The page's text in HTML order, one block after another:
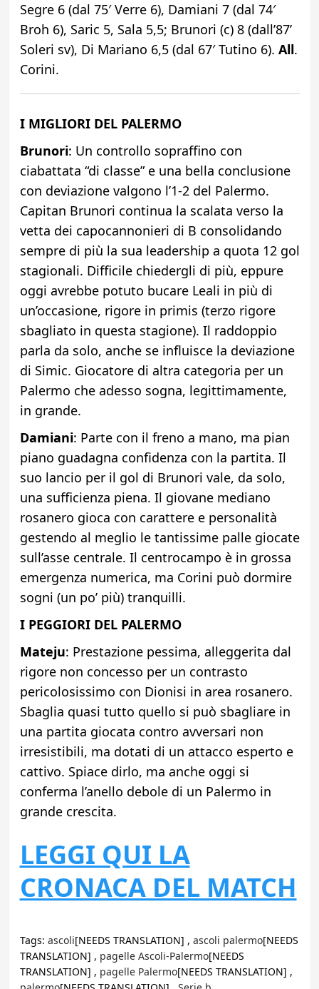
Segre 6 (dal 75′ Verre 6), Damiani 7 (dal 74′
Broh 6), Saric 5, Sala 5,5; Brunori (c) 8 (dall’87’
Soleri sv), Di Mariano 6,5 (dal 67′ Tutino 6). All.
Corini.
I MIGLIORI DEL PALERMO
Brunori: Un controllo sopraffino con
ciabattata “di classe” e una bella conclusione
con deviazione valgono l’1-2 del Palermo.
Capitan Brunori continua la scalata verso la
vetta dei capocannonieri di B consolidando
sempre di più la sua leadership a quota 12 gol
stagionali. Difficile chiedergli di più, eppure
oggi avrebbe potuto bucare Leali in più di
un’occasione, rigore in primis (terzo rigore
sbagliato in questa stagione). Il raddoppio
parla da solo, anche se influisce la deviazione
di Simic. Giocatore di altra categoria per un
Palermo che adesso sogna, legittimamente,
in grande.
Damiani: Parte con il freno a mano, ma pian
piano guadagna confidenza con la partita. Il
suo lancio per il gol di Brunori vale, da solo,
una sufficienza piena. Il giovane mediano
rosanero gioca con carattere e personalità
gestendo al meglio le tantissime palle giocate
sull’asse centrale. Il centrocampo è in grossa
emergenza numerica, ma Corini può dormire
sogni (un po’ più) tranquilli.
I PEGGIORI DEL PALERMO
Mateju: Prestazione pessima, alleggerita dal
rigore non concesso per un contrasto
pericolosissimo con Dionisi in area rosanero.
Sbaglia quasi tutto quello si può sbagliare in
una partita giocata contro avversari non
irresistibili, ma dotati di un attacco esperto e
cattivo. Spiace dirlo, ma anche oggi si
conferma l’anello debole di un Palermo in
grande crescita.
LEGGI QUI LA
CRONACA DEL MATCH
Tags: ascoli[NEEDS TRANSLATION] , ascoli palermo[NEEDS
TRANSLATION] , pagelle Ascoli-Palermo[NEEDS
TRANSLATION] , pagelle Palermo[NEEDS TRANSLATION] ,